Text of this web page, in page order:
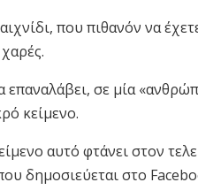
που πιθανόν να
σε μία
κείμενο.
αυτό φτάνει στον
δημοσιεύεται στο